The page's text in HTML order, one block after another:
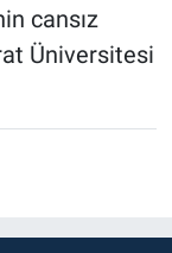
cansız
Üniversitesi